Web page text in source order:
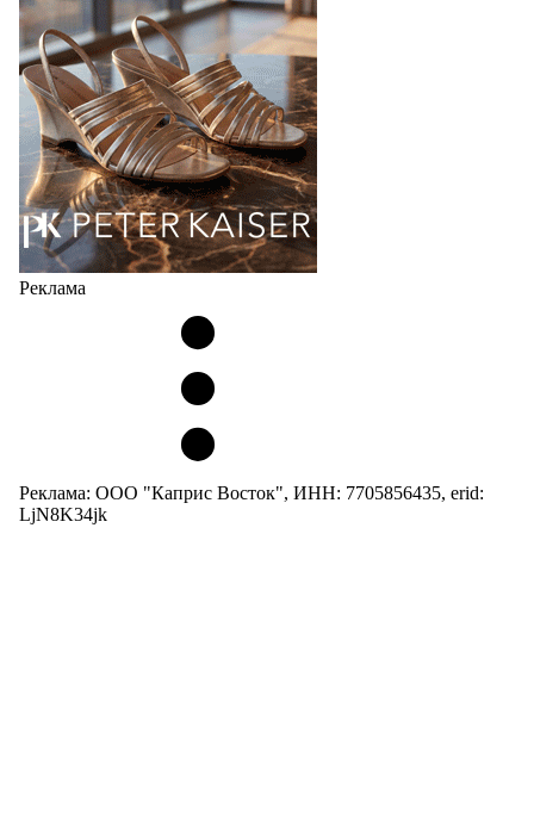
Юбилейная коллекция Весна–Лето 2027 открывает
не просто новый сезон, а…
04.08.2026 507
Реклама
Реклама: ООО "Каприс Восток", ИНН: 7705856435, erid:
LjN8K34jk